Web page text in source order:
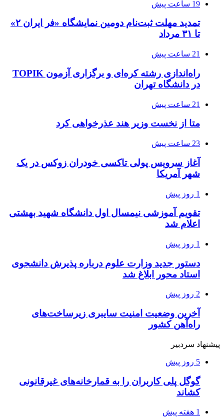
19 ساعت پیش
تمدید مهلت ثبت‌نام دومین نمایشگاه «فر ایران ۲»
تا ۳۱ مرداد
21 ساعت پیش
راه‌اندازی رشته کره‌ای و برگزاری آزمون TOPIK
در دانشگاه تهران
21 ساعت پیش
متا از نخست وزیر هند عذرخواهی کرد
23 ساعت پیش
آغاز سرویس پولی تاکسی خودران زوکس در یک
شهر آمریکا
1 روز پیش
تقویم آموزشی نیمسال اول دانشگاه شهید بهشتی
اعلام شد
1 روز پیش
دستور جدید وزارت علوم درباره پذیرش دانشجوی
استاد محور ابلاغ شد
2 روز پیش
آخرین وضعیت امنیت سایبری زیرساخت‌های
راه‌آهن کشور
پیشنهاد سردبیر
5 روز پیش
گوگل پلی کاربران را به قمارخانه‌های غیرقانونی
کشاند
1 هفته پیش